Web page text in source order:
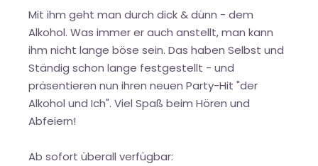
Mit ihm geht man durch dick & dünn - dem
Alkohol. Was immer er auch anstellt, man kann
ihm nicht lange böse sein. Das haben Selbst und
Ständig schon lange festgestellt - und
präsentieren nun ihren neuen Party-Hit "der
Alkohol und Ich". Viel Spaß beim Hören und
Abfeiern!
Ab sofort überall verfügbar: